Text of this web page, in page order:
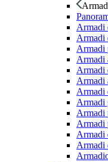
Armadi
Armadi
Armadi
Armadi
Armadi
Armadi
Armadi
Armadi
Armadi
Armadi
Armadi
Armadi